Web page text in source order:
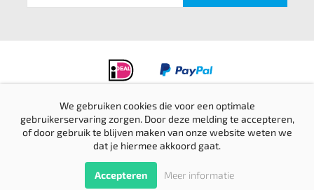
Privacyverklaring
Verzending & retournering
© Top bedrijfskleding 2016-2026 |
We gebruiken cookies die voor een optimale
gebruikerservaring zorgen. Door deze melding te accepteren,
of door gebruik te blijven maken van onze website weten we
dat je hiermee akkoord gaat.
Accepteren Meer informatie